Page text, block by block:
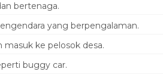
bertenaga.
yang berpengalaman.
masuk ke pelosok desa.
buggy car.